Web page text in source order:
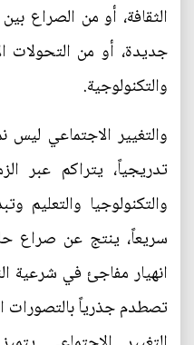
الثقافة، أو من الصراع
جديدة، أو من التحولات
والتكنولوجية.
والتغيير الاجتماعي
تدريجياً، يتراكم عبر
والتكنولوجيا والتعليم
سريعاً، ينتج عن صراع
انهيار مفاجئ في شرعية
تصطدم جذرياً بالتصورات